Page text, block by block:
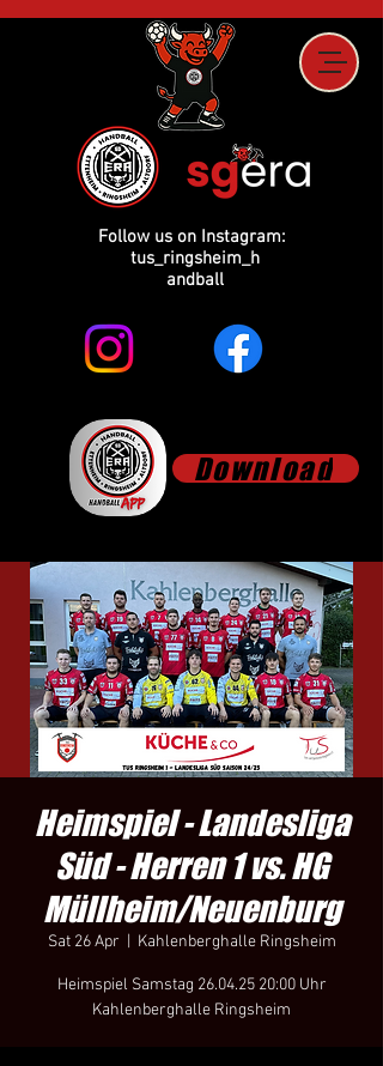
Download
Follow us on Instagram:
tus_ringsheim_h
andball
Heimspiel - Landesliga
Süd - Herren 1 vs. HG
Müllheim/Neuenburg
Sat 26 Apr Kahlenberghalle Ringsheim
Heimspiel Samstag 26.04.25 20:00 Uhr
Kahlenberghalle Ringsheim